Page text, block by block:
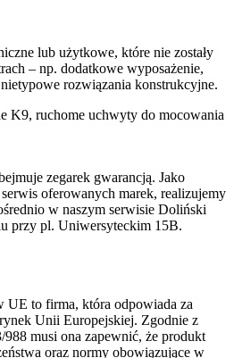
lub użytkowe, które nie zostały
– np. dodatkowe wyposażenie,
rozwiązania konstrukcyjne.
K9, ruchome uchwyty do mocowania
zegarek gwarancją. Jako
oferowanych marek, realizujemy
w naszym serwisie Doliński
przy pl. Uniwersyteckim 15B.
UE to firma, która odpowiada za
Unii Europejskiej. Zgodnie z
musi ona zapewnić, że produkt
oraz normy obowiązujące w